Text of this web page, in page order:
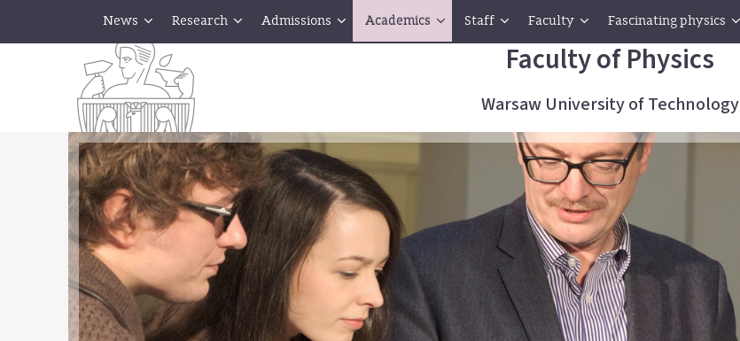
News Research Admissions Academics Staff Faculty Fascinating physics
Faculty of Physics
Warsaw University of Technology